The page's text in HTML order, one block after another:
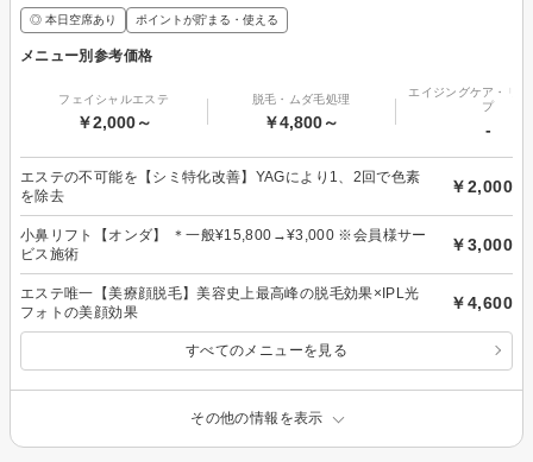
◎ 本日空席あり ポイントが貯まる・使える
メニュー別参考価格
フェイシャルエステ
￥2,000～
脱毛・ムダ毛処理
￥4,800～
エイジングケア・リ
プ
-
エステの不可能を【シミ特化改善】YAGにより1、2回で色素
を除去
￥2,000
小鼻リフト【オンダ】 ＊一般¥15,800→¥3,000 ※会員様サー
ビス施術
￥3,000
エステ唯一【美療顔脱毛】美容史上最高峰の脱毛効果×IPL光
フォトの美顔効果
￥4,600
すべてのメニューを見る
その他の情報を表示